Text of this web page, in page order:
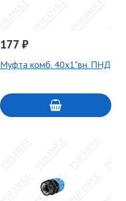
177 ₽
Муфта комб. 40х1"вн. ПНД